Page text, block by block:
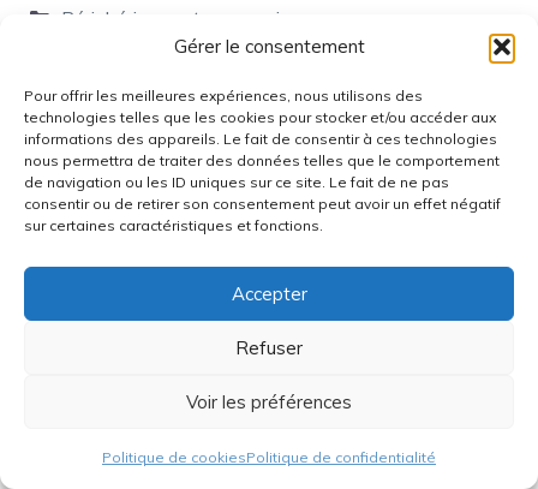
Gérer le consentement
Pour offrir les meilleures expériences, nous utilisons des
technologies telles que les cookies pour stocker et/ou accéder aux
informations des appareils. Le fait de consentir à ces technologies
nous permettra de traiter des données telles que le comportement
de navigation ou les ID uniques sur ce site. Le fait de ne pas
consentir ou de retirer son consentement peut avoir un effet négatif
sur certaines caractéristiques et fonctions.
Accepter
Refuser
Voir les préférences
Politique de cookiesPolitique de confidentialité
Catégories
Périphériques et accessoires
avantages microphone lewitt,matériel audio lewitt ,
microphone lewitt
microphone studio ,
tout savoir
microphone
à propos de l'auteur Ambre
Blogueuse passionnée de tech et hardware
dernières nouveautés. Entre benchmarks de
processeurs et tests de gadgets, je partage mon
avis tranché, mes astuces et mes expériences
rester à la pointe !
Articles du même auteur